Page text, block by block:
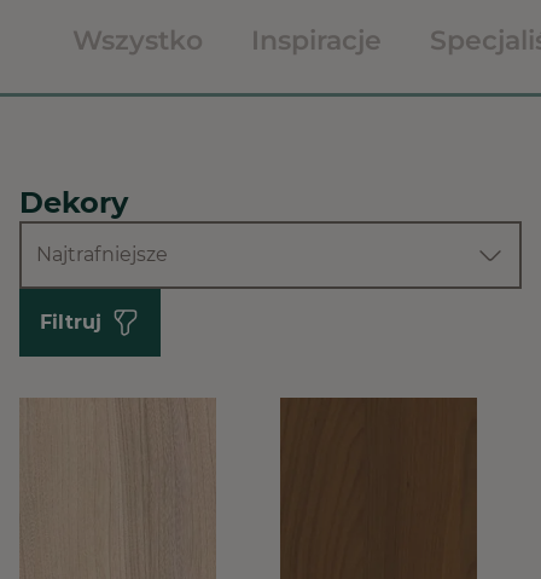
Wszystko Inspiracje
Dekory
Najtrafniejsze
Filtruj